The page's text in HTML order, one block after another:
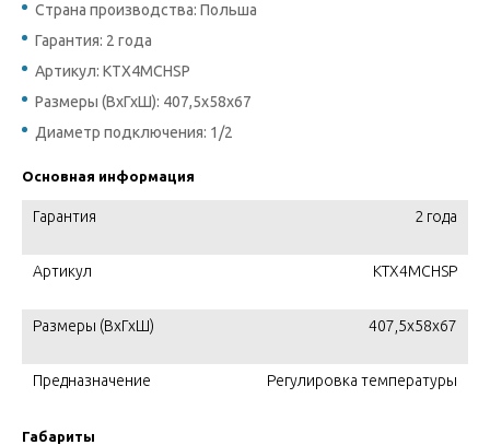
Страна производства: Польша
Гарантия: 2 года
Артикул: KTX4MCHSP
Размеры (ВхГхШ): 407,5х58х67
Диаметр подключения: 1/2
Основная информация
Гарантия 2 года
Артикул KTX4MCHSP
Размеры (ВхГхШ) 407,5х58х67
Предназначение Регулировка температуры
Габариты